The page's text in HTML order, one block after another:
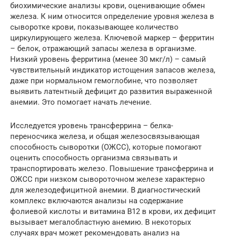
биохимические анализы крови, оценивающие обмен
железа. К ним относится определение уровня железа в
сыворотке крови, показывающее количество
циркулирующего железа. Ключевой маркер – ферритин
– белок, отражающий запасы железа в организме.
Низкий уровень ферритина (менее 30 мкг/л) – самый
чувствительный индикатор истощения запасов железа,
даже при нормальном гемоглобине, что позволяет
выявить латентный дефицит до развития выраженной
анемии. Это помогает начать лечение.
Исследуется уровень трансферрина – белка-
переносчика железа, и общая железосвязывающая
способность сыворотки (ОЖСС), которые помогают
оценить способность организма связывать и
транспортировать железо. Повышение трансферрина и
ОЖСС при низком сывороточном железе характерно
для железодефицитной анемии. В диагностический
комплекс включаются анализы на содержание
фолиевой кислоты и витамина B12 в крови, их дефицит
вызывает мегалобластную анемию. В некоторых
случаях врач может рекомендовать анализ на